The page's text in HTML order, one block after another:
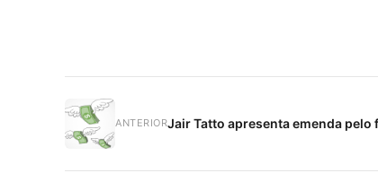
ANTERIORJair Tatto apresenta emenda